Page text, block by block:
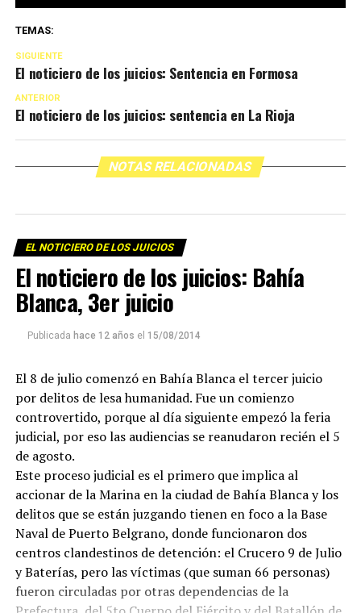
TEMAS:
SIGUIENTE
El noticiero de los juicios: Sentencia en Formosa
ANTERIOR
El noticiero de los juicios: sentencia en La Rioja
NOTAS RELACIONADAS
EL NOTICIERO DE LOS JUICIOS
El noticiero de los juicios: Bahía
Blanca, 3er juicio
Publicada hace 12 años el 15/08/2014
El 8 de julio comenzó en Bahía Blanca el tercer juicio
por delitos de lesa humanidad. Fue un comienzo
controvertido, porque al día siguiente empezó la feria
judicial, por eso las audiencias se reanudaron recién el 5
de agosto.
Este proceso judicial es el primero que implica al
accionar de la Marina en la ciudad de Bahía Blanca y los
delitos que se están juzgando tienen en foco a la Base
Naval de Puerto Belgrano, donde funcionaron dos
centros clandestinos de detención: el Crucero 9 de Julio
y Baterías, pero las víctimas (que suman 66 personas)
fueron circuladas por otras dependencias de la